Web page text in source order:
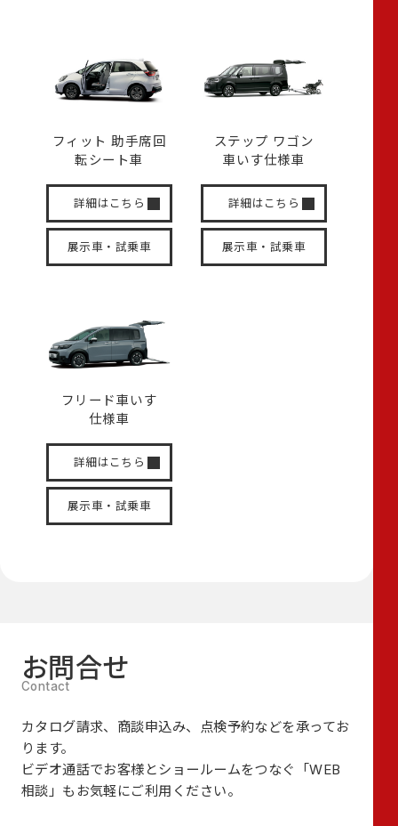
フィット 助手席回
転シート車
詳細はこちら
展示車・試乗車
ステップ ワゴン
車いす仕様車
詳細はこちら
展示車・試乗車
フリード車いす
仕様車
詳細はこちら
展示車・試乗車
お問合せ
カタログ請求、商談申込み、点検予約などを承ってお
ります。
ビデオ通話でお客様とショールームをつなぐ
「WEB
相談」も お気軽にご利用ください。